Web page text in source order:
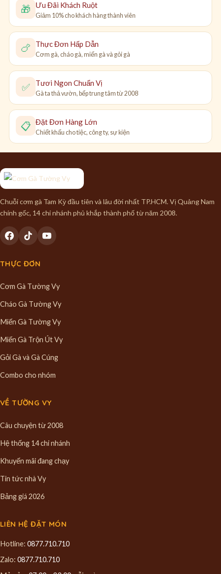
🎁 Ưu Đãi Khách Ruột
Giảm 10% cho khách hàng thành viên
🍗 Thực Đơn Hấp Dẫn
Cơm gà, cháo gà, miến gà và gỏi gà
✅ Tươi Ngon Chuẩn Vị
Gà ta thả vườn, bếp trung tâm từ 2008
📋 Đặt Đơn Hàng Lớn
Chiết khấu cho tiệc, công ty, sự kiện
Chuỗi cơm gà Tam Kỳ đầu tiên và lâu đời nhất TP.HCM. Vị Quảng Nam
chính gốc, 14 chi nhánh phủ khắp thành phố từ năm 2008.
THỰC ĐƠN
Cơm Gà Tường Vy
Cháo Gà Tường Vy
Miến Gà Tường Vy
Miến Gà Trộn Út Vy
Gỏi Gà và Gà Cúng
Combo cho nhóm
VỀ TƯỜNG VY
Câu chuyện từ 2008
Hệ thống 14 chi nhánh
Khuyến mãi đang chạy
Tin tức nhà Vy
Bảng giá 2026
LIÊN HỆ ĐẶT MÓN
Hotline: 0877.710.710
Zalo: 0877.710.710